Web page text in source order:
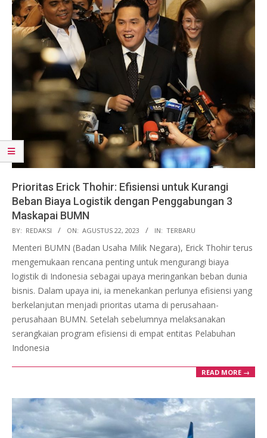
Prioritas Erick Thohir: Efisiensi untuk Kurangi
Beban Biaya Logistik dengan Penggabungan 3
Maskapai BUMN
2023-
08-
BY: REDAKSI ON: AGUSTUS 22, 2023 IN: TERBARU
Menteri BUMN (Badan Usaha Milik Negara), Erick Thohir terus
mengemukaan rencana penting untuk mengurangi biaya
logistik di Indonesia sebagai upaya meringankan beban dunia
bisnis. Dalam upaya ini, ia menekankan perlunya efisiensi yang
berkelanjutan menjadi prioritas utama di perusahaan-
perusahaan BUMN. Setelah sebelumnya melaksanakan
serangkaian program efisiensi di empat entitas Pelabuhan
Indonesia
READ MORE →